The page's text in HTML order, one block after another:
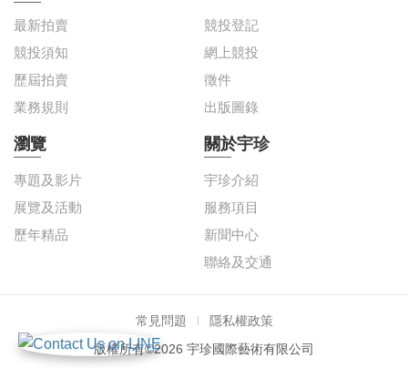
最新拍賣
競投登記
競投須知
網上競投
歷屆拍賣
徵件
業務規則
出版圖錄
瀏覽
專題及影片
展覽及活動
歷年精品
關於宇珍
宇珍介紹
服務項目
新聞中心
聯絡及交通
常見問題
隱私權政策
版權所有©2026 宇珍國際藝術有限公司